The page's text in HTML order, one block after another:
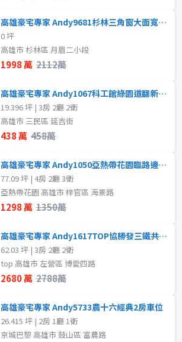
高雄豪宅專家 Andy9681杉林三角窗大面寬甲種建地
0 坪
高雄市 杉林區 月眉二小段
1998 萬 2112萬
高雄豪宅專家 Andy1067科工館綠園道翻新美寓
19.396 坪 | 3房 2廳 2衛
高雄市 三民區 延吉街
438 萬 458萬
高雄豪宅專家 Andy1050亞熱帶花園臨路邊間大地坪透天
77.09 坪 | 4房 2廳 3衛
亞熱帶花園 高雄市 梓官區 海景路
1298 萬 1350萬
高雄豪宅專家 Andy1617TOP協勝發三鐵共構高樓景觀房
62.03 坪 | 3房 2廳 2衛
top 高雄市 左營區 博愛四路
2680 萬 2788萬
高雄豪宅專家 Andy5733農十六經典2房車位
26.415 坪 | 2房 1廳 1衛
京城巴黎 高雄市 鼓山區 富農路